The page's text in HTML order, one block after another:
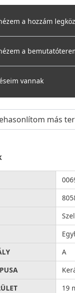
a hozzám
a
vannak
más
A
19